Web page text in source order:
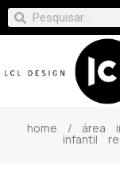
home / área
infantil